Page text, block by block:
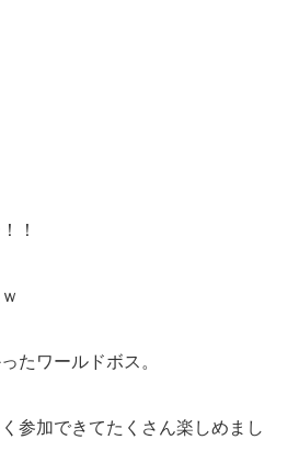
！
たワールドボス。
参加できてたくさん楽しめまし